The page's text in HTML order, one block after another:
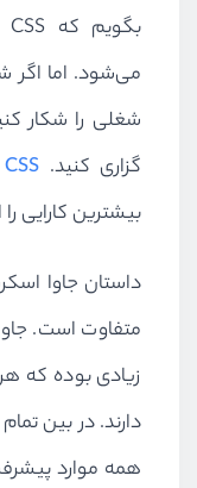
بگویم که CSS
می‌شود. اما
شغلی را شکار
گزاری کنید.
بیشترین کارایی
داستان جاوا
متفاوت است.
زیادی بوده که
دارند. در بین
همه موارد